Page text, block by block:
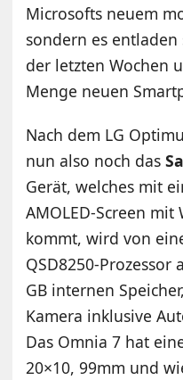
Microsofts neuem
sondern es
der letzten Wochen
Menge neuen
Nach dem LG
nun also noch das
Gerät, welches mit
AMOLED-Screen
kommt, wird von
QSD8250-
GB internen
Kamera inklusive
Das Omnia 7 hat
20×10, 99mm und